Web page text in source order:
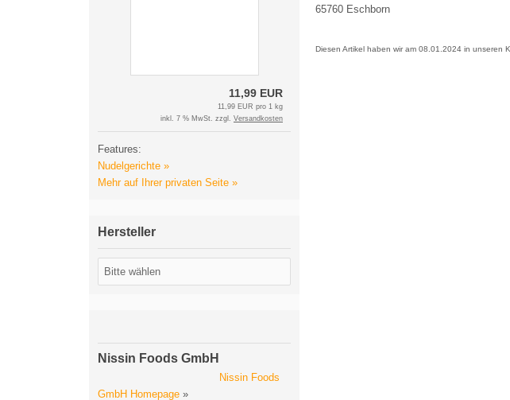
65760 Eschborn
Diesen Artikel haben wir am 08.01.2024 in unseren
11,99 EUR
11,99 EUR pro 1 kg
inkl. 7 % MwSt. zzgl. Versandkosten
Features:
Nudelgerichte »
Mehr auf Ihrer privaten Seite »
Hersteller
Nissin Foods GmbH
Nissin Foods
GmbH Homepage »